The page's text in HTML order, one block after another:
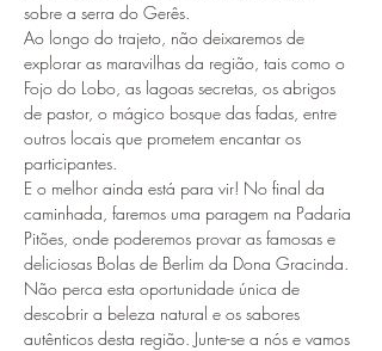
sobre a serra do Gerês.
Ao longo do trajeto, não deixaremos de
explorar as maravilhas da região, tais como o
Fojo do Lobo, as lagoas secretas, os abrigos
de pastor, o mágico bosque das fadas, entre
outros locais que prometem encantar os
participantes.
E o melhor ainda está para vir! No final da
caminhada, faremos uma paragem na Padaria
Pitões, onde poderemos provar as famosas e
deliciosas Bolas de Berlim da Dona Gracinda.
Não perca esta oportunidade única de
descobrir a beleza natural e os sabores
autênticos desta região. Junte-se a nós e vamos